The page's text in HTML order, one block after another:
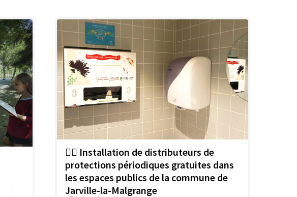
🏳️‍🌈 Installation de distributeurs de
protections périodiques gratuites dans
les espaces publics de la commune de
Jarville-la-Malgrange